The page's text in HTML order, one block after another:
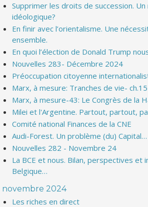
Supprimer les droits de succession. Un
idéologique?
En finir avec l’orientalisme. Une
ensemble.
En quoi l’élection de Donald Trump
Nouvelles 283- Décembre 2024
Préoccupation citoyenne
Marx, à mesure: Tranches de vie- ch.15
Marx, à mesure-43: Le Congrès de la
Milei et l'Argentine. Partout, partout,
Comité national Finances de la CNE
Audi-Forest. Un problème (du) Capital…
Nouvelles 282 - Novembre 24
La BCE et nous. Bilan, perspectives et
Belgique…
novembre 2024
Les riches en direct